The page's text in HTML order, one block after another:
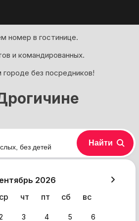
номер в гостинице.
и командированных.
без посредников!
2026
ср чт пт сб вс
3 4 5 6
без детей Найти